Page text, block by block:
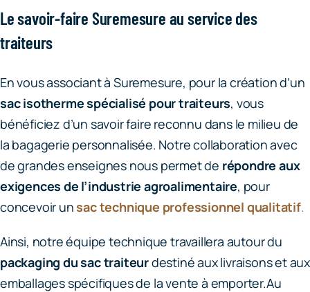
Le savoir-faire Suremesure au service des
traiteurs
En vous associant à Suremesure, pour la création d’un
sac isotherme spécialisé pour traiteurs, vous
bénéficiez d’un savoir faire reconnu dans le milieu de
la bagagerie personnalisée. Notre collaboration avec
de grandes enseignes nous permet de répondre aux
exigences de l’industrie agroalimentaire, pour
concevoir un sac technique professionnel qualitatif.
Ainsi, notre équipe technique travaillera autour du
packaging du sac traiteurdestiné aux livraisons et aux
emballages spécifiques de la vente à emporter.Au